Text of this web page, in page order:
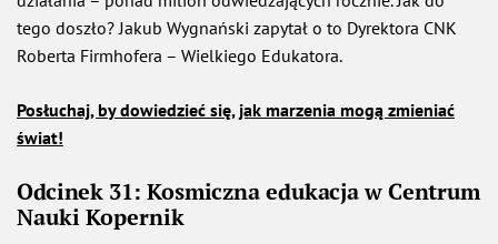
tego doszło? Jakub Wygnański zapytał o to Dyrektora CNK
Roberta Firmhofera – Wielkiego Edukatora.
Posłuchaj, by dowiedzieć się, jak marzenia mogą zmieniać
świat!
Odcinek 31: Kosmiczna edukacja w Centrum
Nauki Kopernik